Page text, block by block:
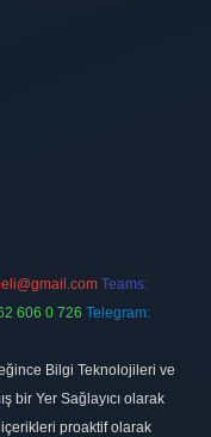
Teams:
606 0 726 Telegram:
Bilgi Teknolojileri ve
bir Yer Sağlayıcı olarak
proaktif olarak